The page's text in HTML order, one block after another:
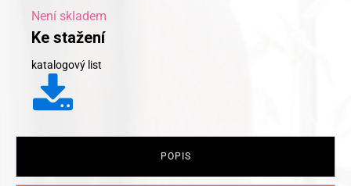
Není skladem
Ke stažení
katalogový list
POPIS